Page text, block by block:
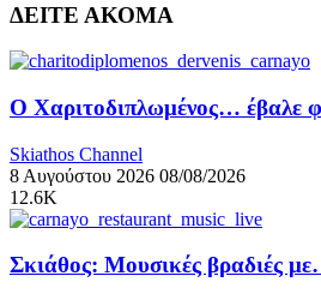
ΔΕΙΤΕ ΑΚΟΜΑ
Ο Χαριτοδιπλωμένος… έβαλε
Skiathos Channel
8 Αυγούστου 2026 08/08/2026
12.6K
Σκιάθος: Μουσικές βραδιές